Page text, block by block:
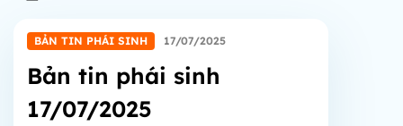
BẢN TIN PHÁI SINH 17/07/2025
Bản tin phái sinh
17/07/2025